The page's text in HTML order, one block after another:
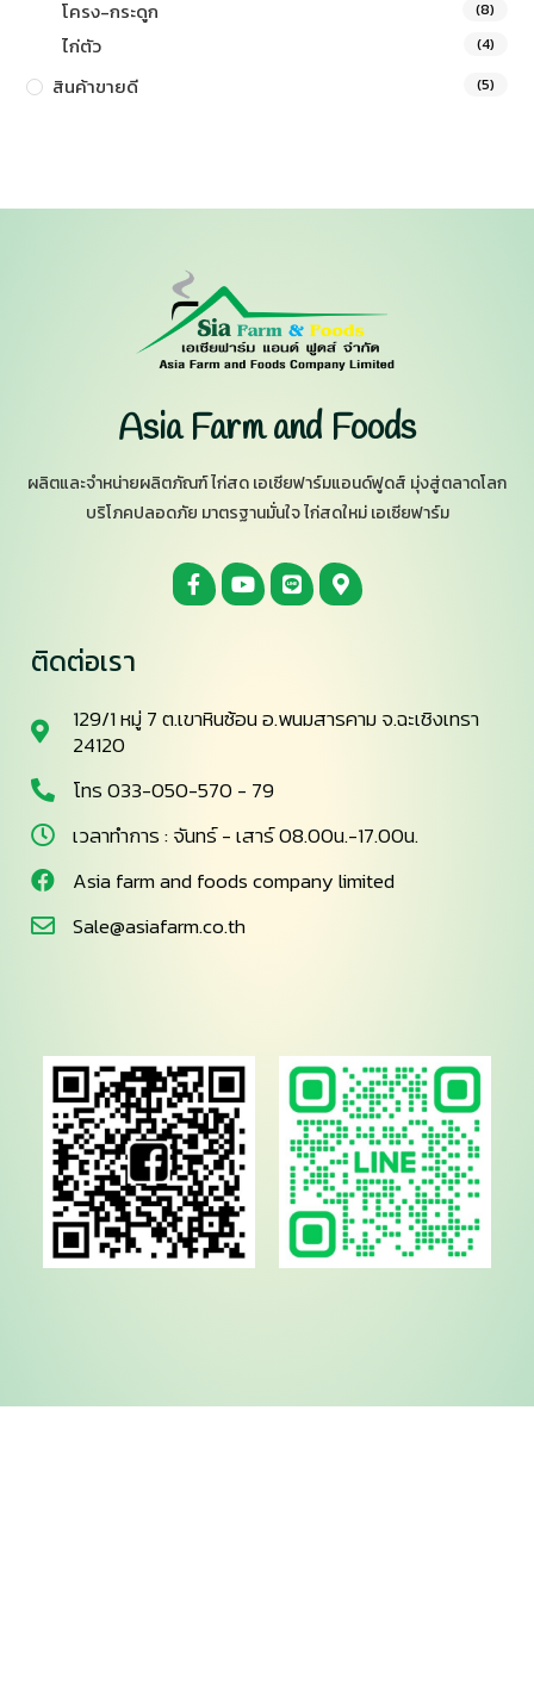
โครง-กระดูก (8)
ไก่ตัว (4)
สินค้าขายดี (5)
Asia Farm and Foods
ผลิตและจำหน่ายผลิตภัณฑ์ ไก่สด เอเซียฟาร์มแอนด์ฟูดส์ มุ่งสู่ตลาดโลก
บริโภคปลอดภัย มาตรฐานมั่นใจ ไก่สดใหม่ เอเซียฟาร์ม
ติดต่อเรา
129/1 หมู่ 7 ต.เขาหินซ้อน อ.พนมสารคาม จ.ฉะเชิงเทรา
24120
โทร 033-050-570 - 79
เวลาทำการ : จันทร์ - เสาร์ 08.00น.-17.00น.
Asia farm and foods company limited
Sale@asiafarm.co.th